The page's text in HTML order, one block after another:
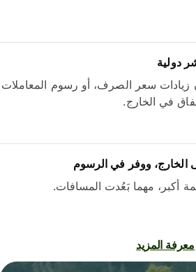
زيادات سعر الصرف، أو رسوم المعاملات
في الخارج.
ووفر في الرسوم
أكبر، مهما بَعُدت المسافات.
المزيد